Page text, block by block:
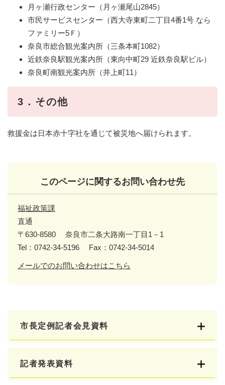
月ヶ瀬行政センター（月ヶ瀬尾山2845）
市民サービスセンター（西大寺東町二丁目4番1号 なら
ファミリー5Ｆ）
奈良市総合観光案内所（三条本町1082）
近鉄奈良駅観光案内所（東向中町29 近鉄奈良駅ビル）
奈良町南観光案内所（井上町11）
3．その他
救援金は日本赤十字社を通じて被災地へ届けられます。
このページに関するお問い合わせ先
福祉政策課
直通
〒630-8580
奈良市二条大路南一丁目1－1
Tel：0742-34-5196
Fax：0742-34-5014
メールでのお問い合わせはこちら
市長定例記者会見資料
記者発表資料